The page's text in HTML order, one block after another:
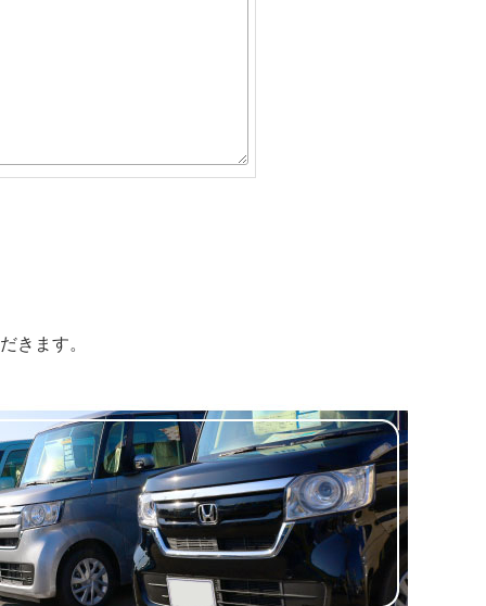
きます。